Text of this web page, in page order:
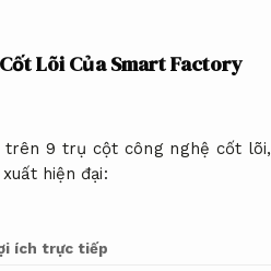
Lõi Của Smart Factory
trên 9 trụ cột công nghệ cốt lõi,
hiện đại:
ích trực tiếp